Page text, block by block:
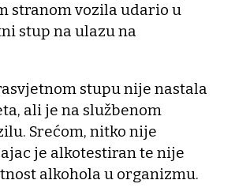
stranom vozila udario u
stup na ulazu na
stupu nije nastala
ali je na službenom
Srećom, nitko nije
je alkotestiran te nije
alkohola u organizmu.